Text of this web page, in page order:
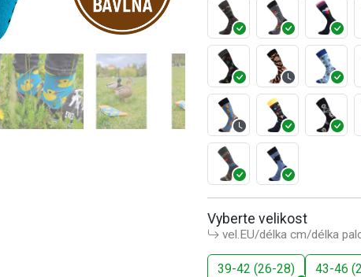
Vyberte velikost
vel.EU/délka cm/délka
39-42 (26-28) 43-46